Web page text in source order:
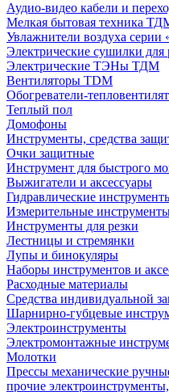
Аудио-видео кабели и
Мелкая бытовая техника
Увлажнители воздуха
Электрические сушилки для
Электрические ТЭНы ТДМ
Вентиляторы TDM
Обогреватели-
Теплый пол
Домофоны
Инструменты, средства
Очки защитные
Инструмент для быстрого
Выжигатели и аксессуары
Гидравлические
Измерительные
Инструменты для резки
Лестницы и стремянки
Лупы и бинокуляры
Наборы инструментов и
Расходные материалы
Средства индивидуальной
Шарнирно-губцевые
Электроинструменты
Электромонтажные
Молотки
Прессы механические
прочие